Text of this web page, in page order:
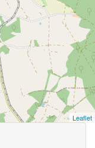
Leaflet